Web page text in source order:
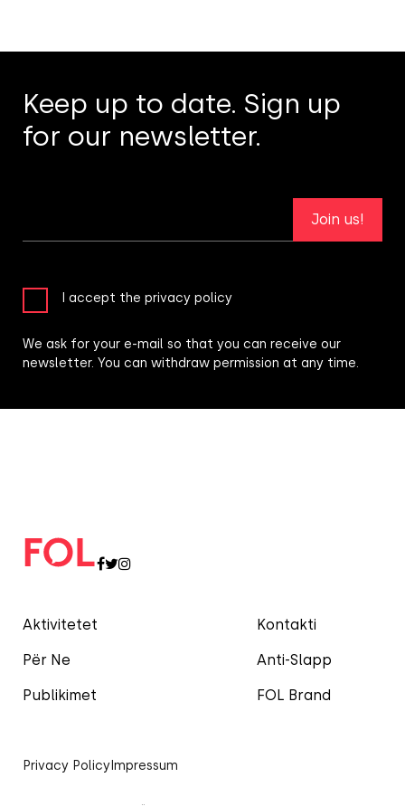
Aktivitetet
Për Ne
Publikimet
Kontakti
Anti-Slapp
FOL Brand
Privacy PolicyImpressum
Keep up to date. Sign up
for our newsletter.
Join us!
I accept the privacy policy
We ask for your e-mail so that you can receive our
newsletter. You can withdraw permission at any time.